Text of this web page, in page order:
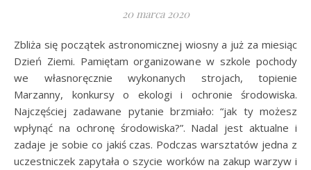
20 marca 2020
Zbliża się początek astronomicznej wiosny a już za miesiąc
Dzień Ziemi. Pamiętam organizowane w szkole pochody
we własnoręcznie wykonanych strojach, topienie
Marzanny, konkursy o ekologi i ochronie środowiska.
Najczęściej zadawane pytanie brzmiało: “jak ty możesz
wpłynąć na ochronę środowiska?”. Nadal jest aktualne i
zadaje je sobie co jakiś czas. Podczas warsztatów jedna z
uczestniczek zapytała o szycie worków na zakup warzyw i